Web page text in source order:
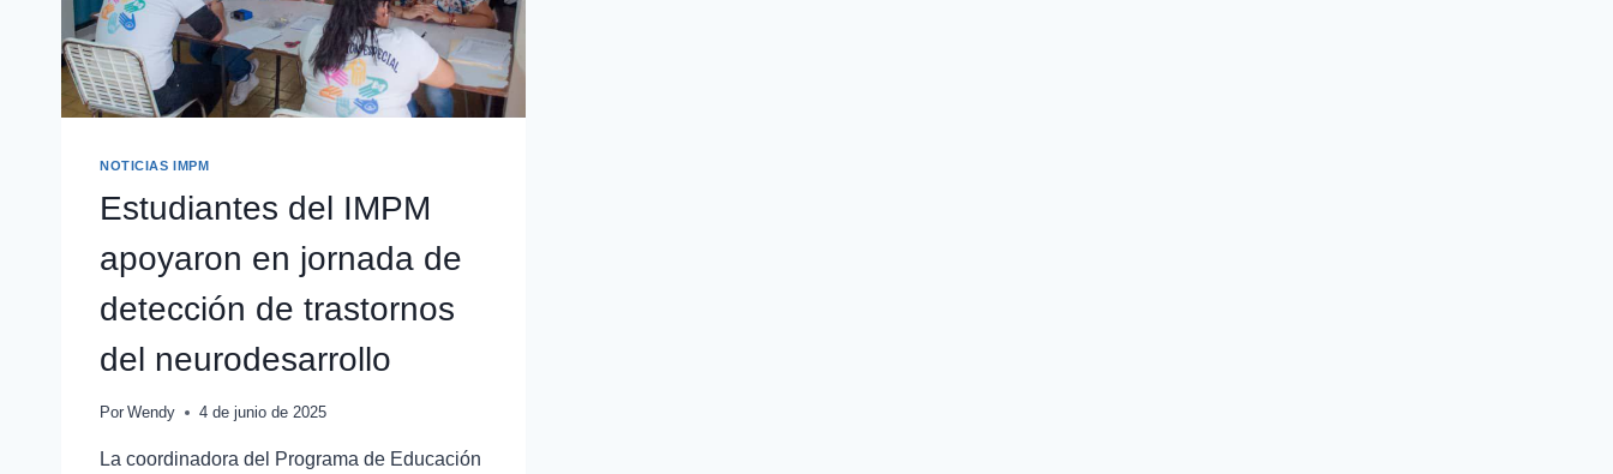
NOTICIAS IMPM
Estudiantes del IMPM
apoyaron en jornada de
detección de trastornos
del neurodesarrollo
Por Wendy 4 de junio de 2025
La coordinadora del Programa de Educación